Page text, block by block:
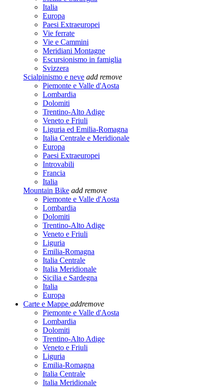
Italia
Europa
Paesi Extraeuropei
Vie ferrate
Vie e Cammini
Meridiani Montagne
Escursionismo in famiglia
Svizzera
Scialpinismo e neve add remove
Piemonte e Valle d'Aosta
Lombardia
Dolomiti
Trentino-Alto Adige
Veneto e Friuli
Liguria ed Emilia-Romagna
Italia Centrale e Meridionale
Europa
Paesi Extraeuropei
Introvabili
Francia
Italia
Mountain Bike add remove
Piemonte e Valle d'Aosta
Lombardia
Dolomiti
Trentino-Alto Adige
Veneto e Friuli
Liguria
Emilia-Romagna
Italia Centrale
Italia Meridionale
Sicilia e Sardegna
Italia
Europa
Carte e Mappe addremove
Piemonte e Valle d'Aosta
Lombardia
Dolomiti
Trentino-Alto Adige
Veneto e Friuli
Liguria
Emilia-Romagna
Italia Centrale
Italia Meridionale